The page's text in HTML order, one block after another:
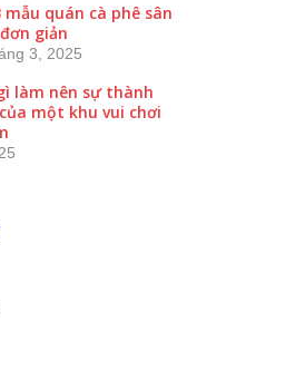
mẫu quán cà phê sân
giản
3, 2025
làm nên sự thành
một khu vui chơi